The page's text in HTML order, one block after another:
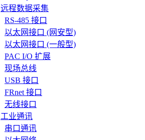
远程数据采集
RS-485 接口
以太网接口 (网安型)
以太网接口 (一般型)
PAC I/O 扩展
现场总线
USB 接口
FRnet 接口
无线接口
工业通讯
串口通讯